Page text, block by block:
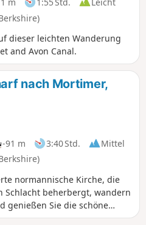
dieser leichten Wanderung
and Avon Canal.
nach Mortimer,
-91 m 3:40 Std.
Mittel
normannische Kirche, die
beherbergt, wandern
genießen Sie die schöne
das Loddon-Tal.